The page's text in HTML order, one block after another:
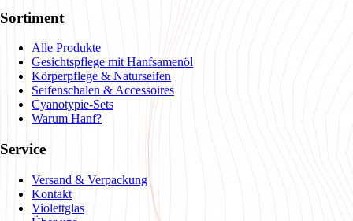
Sortiment
Alle Produkte
Gesichtspflege mit Hanfsamenöl
Körperpflege & Naturseifen
Seifenschalen & Accessoires
Cyanotypie-Sets
Warum Hanf?
Service
Versand & Verpackung
Kontakt
Violettglas